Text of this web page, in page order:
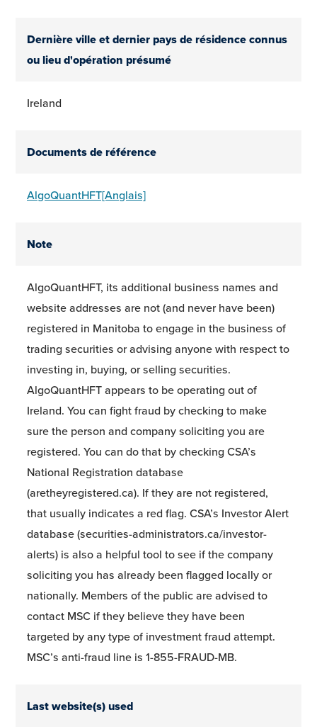
Dernière ville et dernier pays de résidence connus
ou lieu d'opération présumé
Ireland
Documents de référence
AlgoQuantHFT[Anglais]
Note
AlgoQuantHFT, its additional business names and
website addresses are not (and never have been)
registered in Manitoba to engage in the business of
trading securities or advising anyone with respect to
investing in, buying, or selling securities.
AlgoQuantHFT appears to be operating out of
Ireland. You can fight fraud by checking to make
sure the person and company soliciting you are
registered. You can do that by checking CSA’s
National Registration database
(aretheyregistered.ca). If they are not registered,
that usually indicates a red flag. CSA’s Investor Alert
database (securities-administrators.ca/investor-
alerts) is also a helpful tool to see if the company
soliciting you has already been flagged locally or
nationally. Members of the public are advised to
contact MSC if they believe they have been
targeted by any type of investment fraud attempt.
MSC’s anti-fraud line is 1-855-FRAUD-MB.
Last website(s) used